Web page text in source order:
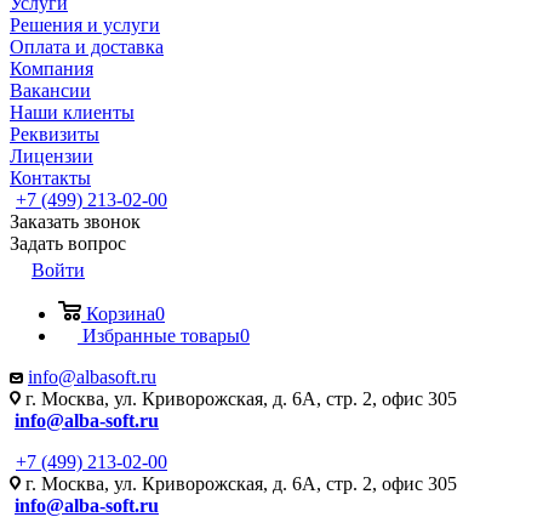
Решения и услуги
Оплата и доставка
Компания
Вакансии
Наши клиенты
Реквизиты
Лицензии
Контакты
+7 (499) 213-02-00
Заказать звонок
Задать вопрос
Войти
Корзина0
Избранные товары0
info@albasoft.ru
г. Москва, ул. Криворожская, д. 6А, стр. 2, офис 305
info@alba-soft.ru
+7 (499) 213-02-00
г. Москва, ул. Криворожская, д. 6А, стр. 2, офис 305
info@alba-soft.ru